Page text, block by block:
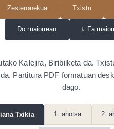
Zesteronekua Txistu
Do maiorrean ♭ Fa
Kalejira, Biribilketa da.
Partitura PDF formatuan
dago.
Txikia 1. ahotsa 2.